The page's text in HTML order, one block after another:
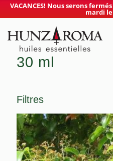
VACANCES! Nous serons
mardi
30 ml
Filtres